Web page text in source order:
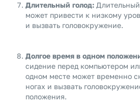
Длительный голод:
может привести к низкому
и вызвать головокружение.
Долгое время в одном
сидение перед компьютером
одном месте может временно
ногах и вызвать
положения.